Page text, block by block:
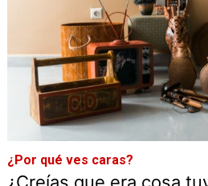
¿Por qué ves caras?